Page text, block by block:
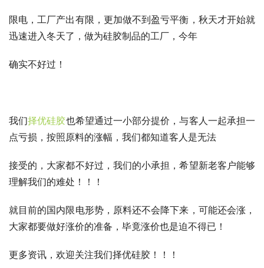
限电，工厂产出有限，更加做不到盈亏平衡，秋天才开始就
迅速进入冬天了，做为硅胶制品的工厂，今年
确实不好过！
我们择优硅胶也希望通过一小部分提价，与客人一起承担一
点亏损，按照原料的涨幅，我们都知道客人是无法
接受的，大家都不好过，我们的小承担，希望新老客户能够
理解我们的难处！！！
就目前的国内限电形势，原料还不会降下来，可能还会涨，
大家都要做好涨价的准备，毕竟涨价也是迫不得已！
更多资讯，欢迎关注我们择优硅胶！！！